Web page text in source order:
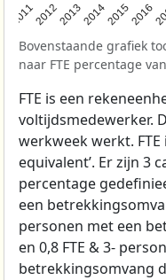
201120122013201420152016
Bovenstaande grafiek
naar FTE percentage
FTE is een
voltijdsmedewerker.
werkweek werkt. FTE
equivalent’. Er zijn 3
percentage
een
personen met een
en 0,8 FTE & 3-
betrekkingsomvang